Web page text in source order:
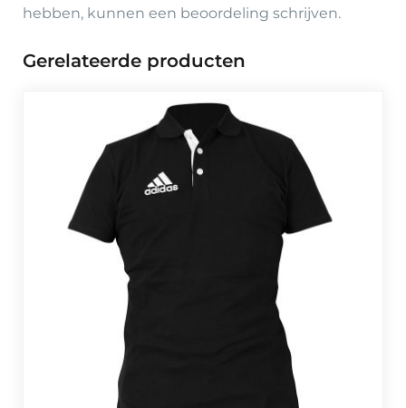
hebben, kunnen een beoordeling schrijven.
Gerelateerde producten